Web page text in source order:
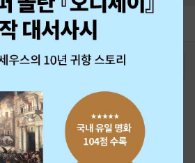
최근 본 상품 주문/배송
티켓 1544-6399
중고샵 1566-4295
1:1문의/채팅상담
십사(주) 사업자 정보
인정보처리방침
청소년보호정책